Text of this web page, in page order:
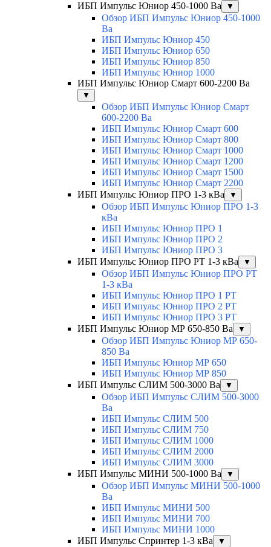
ИБП Импульс Юниор 450-1000 Ва
▼
Обзор ИБП Импульс Юниор 450-1000
Ва
ИБП Импульс Юниор 450
ИБП Импульс Юниор 650
ИБП Импульс Юниор 850
ИБП Импульс Юниор 1000
ИБП Импульс Юниор Смарт 600-2200 Ва
▼
Обзор ИБП Импульс Юниор Смарт
600-2200 Ва
ИБП Импульс Юниор Смарт 600
ИБП Импульс Юниор Смарт 800
ИБП Импульс Юниор Смарт 1000
ИБП Импульс Юниор Смарт 1200
ИБП Импульс Юниор Смарт 1500
ИБП Импульс Юниор Смарт 2200
ИБП Импульс Юниор ПРО 1-3 кВа
▼
Обзор ИБП Импульс Юниор ПРО 1-3
кВа
ИБП Импульс Юниор ПРО 1
ИБП Импульс Юниор ПРО 2
ИБП Импульс Юниор ПРО 3
ИБП Импульс Юниор ПРО РТ 1-3 кВа
▼
Обзор ИБП Импульс Юниор ПРО РТ
1-3 кВа
ИБП Импульс Юниор ПРО 1 РТ
ИБП Импульс Юниор ПРО 2 РТ
ИБП Импульс Юниор ПРО 3 РТ
ИБП Импульс Юниор МР 650-850 Ва
▼
Обзор ИБП Импульс Юниор МР 650-
850 Ва
ИБП Импульс Юниор МР 650
ИБП Импульс Юниор МР 850
ИБП Импульс СЛИМ 500-3000 Ва
▼
Обзор ИБП Импульс СЛИМ 500-3000
Ва
ИБП Импульс СЛИМ 500
ИБП Импульс СЛИМ 750
ИБП Импульс СЛИМ 1000
ИБП Импульс СЛИМ 2000
ИБП Импульс СЛИМ 3000
ИБП Импульс МИНИ 500-1000 Ва
▼
Обзор ИБП Импульс МИНИ 500-1000
Ва
ИБП Импульс МИНИ 500
ИБП Импульс МИНИ 700
ИБП Импульс МИНИ 1000
ИБП Импульс Спринтер 1-3 кВа
▼